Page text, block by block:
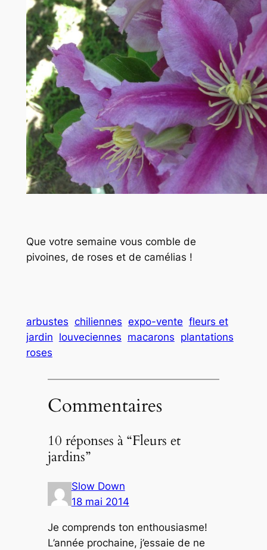
Que votre semaine vous comble de
pivoines, de roses et de camélias !
arbustes chiliennes expo-vente fleurs et
jardin louveciennes macarons plantations
roses
Commentaires
10 réponses à “Fleurs et
jardins”
Slow Down
18 mai 2014
Je comprends ton enthousiasme!
L’année prochaine, j’essaie de ne